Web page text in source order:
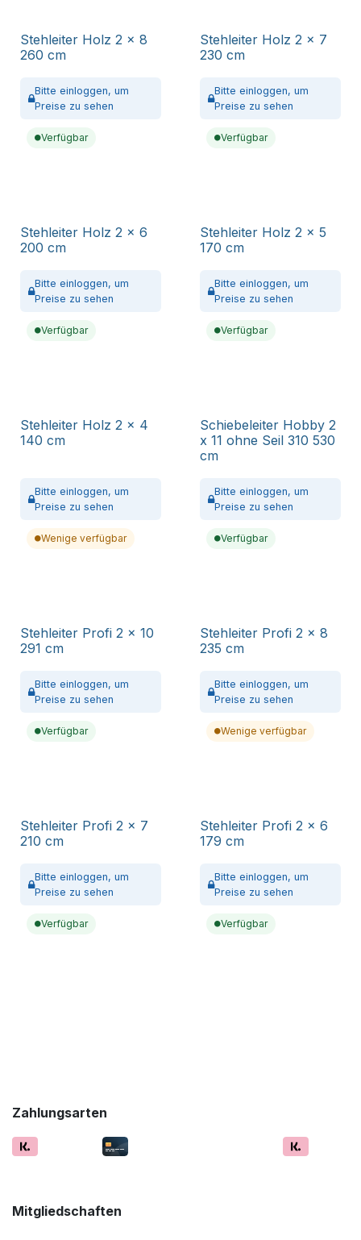
Stehleiter Holz 2 x 8
260 cm
Bitte einloggen, um
Preise zu sehen
Verfügbar
Stehleiter Holz 2 x 7
230 cm
Bitte einloggen, um
Preise zu sehen
Verfügbar
Stehleiter Holz 2 x 6
200 cm
Bitte einloggen, um
Preise zu sehen
Verfügbar
Stehleiter Holz 2 x 5
170 cm
Bitte einloggen, um
Preise zu sehen
Verfügbar
Stehleiter Holz 2 x 4
140 cm
Bitte einloggen, um
Preise zu sehen
Wenige verfügbar
Schiebeleiter Hobby 2
x 11 ohne Seil 310 530
cm
Bitte einloggen, um
Preise zu sehen
Verfügbar
Stehleiter Profi 2 x 10
291 cm
Bitte einloggen, um
Preise zu sehen
Verfügbar
Stehleiter Profi 2 x 8
235 cm
Bitte einloggen, um
Preise zu sehen
Wenige verfügbar
Stehleiter Profi 2 x 7
210 cm
Bitte einloggen, um
Preise zu sehen
Verfügbar
Stehleiter Profi 2 x 6
179 cm
Bitte einloggen, um
Preise zu sehen
Verfügbar
Zahlungsarten
Mitgliedschaften